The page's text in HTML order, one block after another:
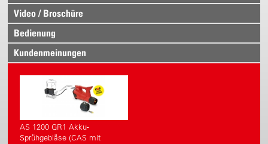
Video / Broschüre
Bedienung
Kundenmeinungen
AS 1200 GR1 Akku-
Sprühgebläse (CAS mit